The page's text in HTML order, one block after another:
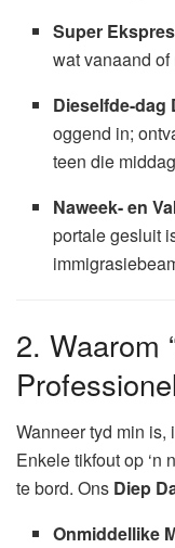
Super
wat vanaand
Dieselfde-dag
oggend in;
teen die
Naweek- en
portale gesluit
2. Waarom
Wanneer tyd min is,
Enkele tikfout op ‘n
te bord. Ons Diep
Onmiddellike